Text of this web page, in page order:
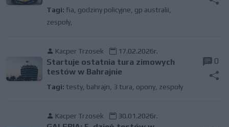
Tagi: fia godziny policyjne gp australii
zespoły,
Kacper Trzosek 17.02.2026r.
Startuje ostatnia tura zimowych
testów w Bahrajnie
Tagi: testy, bahrajn 3 tura opony, zespoły
0
Kacper Trzosek 30.01.2026r.